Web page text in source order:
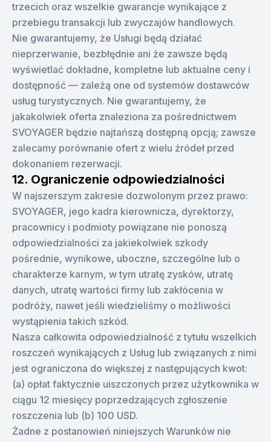
trzecich oraz wszelkie gwarancje wynikające z
przebiegu transakcji lub zwyczajów handlowych.
Nie gwarantujemy, że Usługi będą działać
nieprzerwanie, bezbłędnie ani że zawsze będą
wyświetlać dokładne, kompletne lub aktualne ceny i
dostępność — zależą one od systemów dostawców
usług turystycznych. Nie gwarantujemy, że
jakakolwiek oferta znaleziona za pośrednictwem
SVOYAGER będzie najtańszą dostępną opcją; zawsze
zalecamy porównanie ofert z wielu źródeł przed
dokonaniem rezerwacji.
12. Ograniczenie odpowiedzialności
W najszerszym zakresie dozwolonym przez prawo:
SVOYAGER, jego kadra kierownicza, dyrektorzy,
pracownicy i podmioty powiązane nie ponoszą
odpowiedzialności za jakiekolwiek szkody
pośrednie, wynikowe, uboczne, szczególne lub o
charakterze karnym, w tym utratę zysków, utratę
danych, utratę wartości firmy lub zakłócenia w
podróży, nawet jeśli wiedzieliśmy o możliwości
wystąpienia takich szkód.
Nasza całkowita odpowiedzialność z tytułu wszelkich
roszczeń wynikających z Usług lub związanych z nimi
jest ograniczona do większej z następujących kwot:
(a) opłat faktycznie uiszczonych przez użytkownika w
ciągu 12 miesięcy poprzedzających zgłoszenie
roszczenia lub (b) 100 USD.
Żadne z postanowień niniejszych Warunków nie